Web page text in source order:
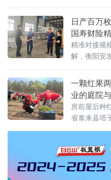
题 大豆种植
日产百万
国寿财险
精准对接规
解，衡阳安
企业核心
亩，现存栏
一颗红果
业的庭院
房前屋后种
省泰来县塔
村合作"机
推动树莓产
的“致富园”
家小院，如